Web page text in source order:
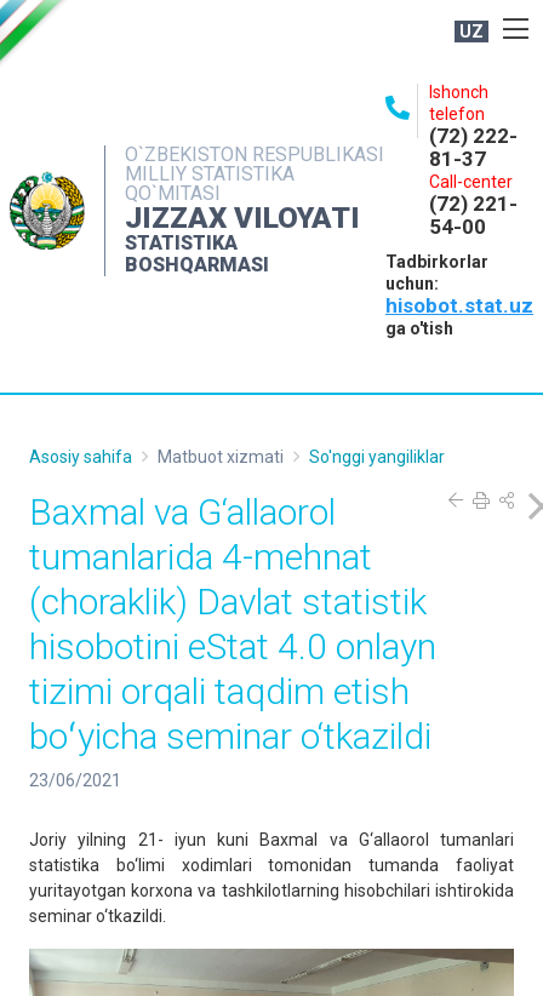
UZ
O`ZBEKISTON RESPUBLIKASI
MILLIY STATISTIKA
QO`MITASI
JIZZAX VILOYATI
STATISTIKA
BOSHQARMASI
Ishonch
telefon
(72) 222-
81-37
Call-center
(72) 221-
54-00
Tadbirkorlar
uchun:
hisobot.stat.uz
ga o'tish
NASHRLAR
INTERAKTIV XIZMATLAR
MATBUOT XIZMATI
Asosiy sahifa Matbuot xizmati So'nggi yangiliklar
Baxmal va G‘allaorol
tumanlarida 4-mehnat
(choraklik) Davlat statistik
hisobotini eStat 4.0 onlayn
tizimi orqali taqdim etish
boʻyicha seminar o‘tkazildi
23/06/2021
Joriy yilning 21- iyun kuni Baxmal va G‘allaorol tumanlari
statistika bo‘limi xodimlari tomonidan tumanda faoliyat
yuritayotgan korxona va tashkilotlarning hisobchilari ishtirokida
seminar o‘tkazildi.